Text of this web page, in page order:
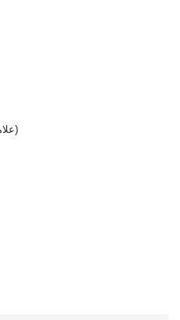
PLC (علامة تجارية مستوردة)